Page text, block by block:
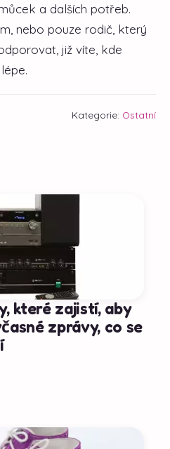
a dalších potřeb.
nebo pouze rodič, který
již víte, kde
Kategorie: Ostatní
které zajistí, aby
zprávy, co se